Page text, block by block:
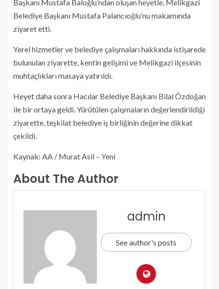
Başkanı Mustafa Baloğlu’ndan oluşan heyetle, Melikgazi
Belediye Başkanı Mustafa Palancıoğlu’nu makamında
ziyaret etti.
Yerel hizmetler ve belediye çalışmaları hakkında istişarede
bulunulan ziyarette, kentin gelişimi ve Melikgazi ilçesinin
muhtaçlıkları masaya yatırıldı.
Heyet daha sonra Hacılar Belediye Başkanı Bilal Özdoğan
ile bir ortaya geldi. Yürütülen çalışmaların değerlendirildiği
ziyarette, teşkilat belediye iş birliğinin değerine dikkat
çekildi.
Kaynak: AA / Murat Asil – Yeni
About The Author
admin
See author's posts